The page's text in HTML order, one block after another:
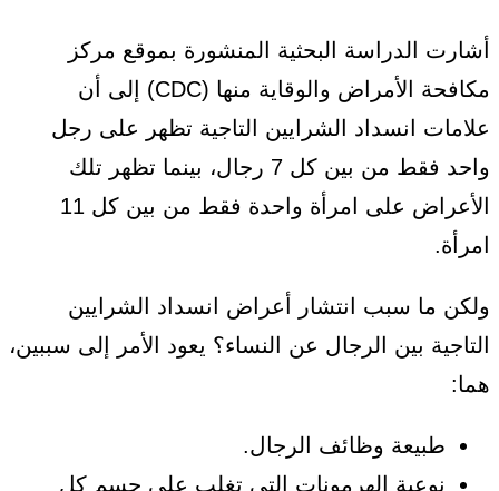
أشارت الدراسة البحثية المنشورة بموقع مركز
مكافحة الأمراض والوقاية منها (CDC) إلى أن
علامات انسداد الشرايين التاجية تظهر على رجل
واحد فقط من بين كل 7 رجال، بينما تظهر تلك
الأعراض على امرأة واحدة فقط من بين كل 11
امرأة.
ولكن ما سبب انتشار أعراض انسداد الشرايين
التاجية بين الرجال عن النساء؟ يعود الأمر إلى سببين،
هما:
طبيعة وظائف الرجال.
نوعية الهرمونات التي تغلب على جسم كل